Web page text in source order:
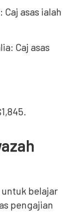
asas ialah
Caj asas
belajar
pengajian